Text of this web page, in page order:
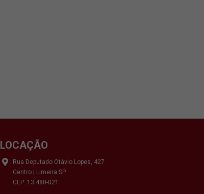
LOCAÇÃO
Rua Deputado Otávio Lopes, 427
Centro | Limeira SP
CEP: 13.480-021